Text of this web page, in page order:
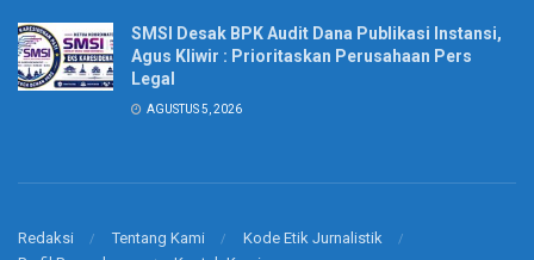
SMSI Desak BPK Audit Dana Publikasi Instansi,
Agus Kliwir : Prioritaskan Perusahaan Pers
Legal
AGUSTUS 5, 2026
Redaksi Tentang Kami
Kode Etik Jurnalistik